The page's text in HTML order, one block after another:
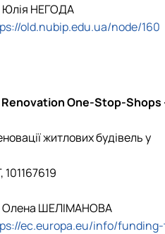
Юлія НЕГОДА
old.nubip.edu.ua/node/160
One-Stop-Shops
житлових будівель у
Олена ШЕЛІМАНОВА
ec.europa.eu/info/